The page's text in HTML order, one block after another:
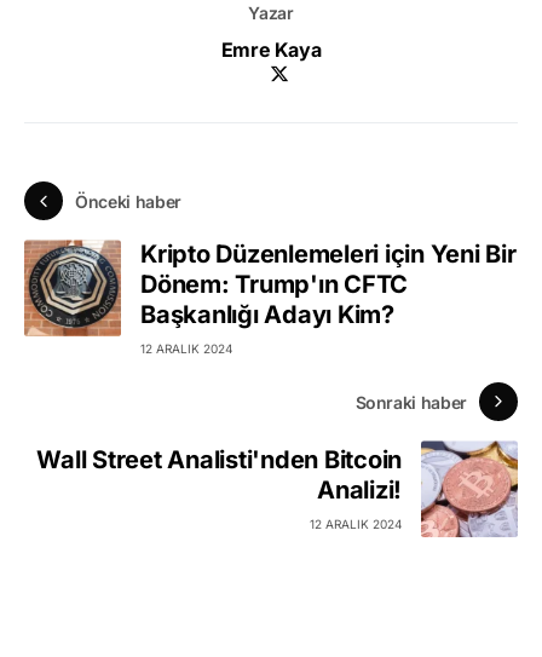
Yazar
Emre Kaya
Önceki haber
Kripto Düzenlemeleri için Yeni Bir
Dönem: Trump'ın CFTC
Başkanlığı Adayı Kim?
12 ARALIK 2024
Sonraki haber
Wall Street Analisti'nden Bitcoin
Analizi!
12 ARALIK 2024